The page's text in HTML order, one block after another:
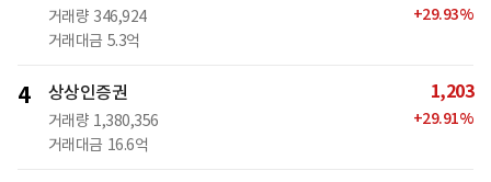
거래량 346,924
거래대금 5.3억
+29.93%
4 상상인증권
거래량 1,380,356
거래대금 16.6억
1,203
+29.91%